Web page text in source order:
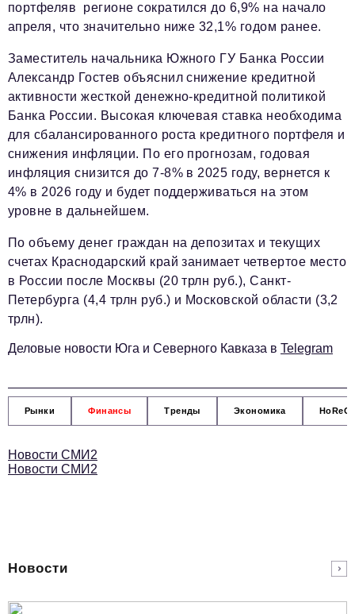
ЖКХ
Новости компании
Авторские материалы
Видео
Телефон редакции:
Информационный отдел
info@business-magazine.online
Отдел рекламы
reklama@business-magazine.online
podpiska@business-magazine.online
портфеляв регионе сократился до 6,9% на начало
апреля, что значительно ниже 32,1% годом ранее.
Заместитель начальника Южного ГУ Банка России
Александр Гостев объяснил снижение кредитной
активности жесткой денежно-кредитной политикой
Банка России. Высокая ключевая ставка необходима
для сбалансированного роста кредитного портфеля и
снижения инфляции. По его прогнозам, годовая
инфляция снизится до 7-8% в 2025 году, вернется к
4% в 2026 году и будет поддерживаться на этом
уровне в дальнейшем.
По объему денег граждан на депозитах и текущих
счетах Краснодарский край занимает четвертое место
в России после Москвы (20 трлн руб.), Санкт-
Петербурга (4,4 трлн руб.) и Московской области (3,2
трлн).
Деловые новости Юга и Северного Кавказа в Telegram
Рынки Финансы Тренды Экономика HoReCa
Новости СМИ2
Новости СМИ2
Новости